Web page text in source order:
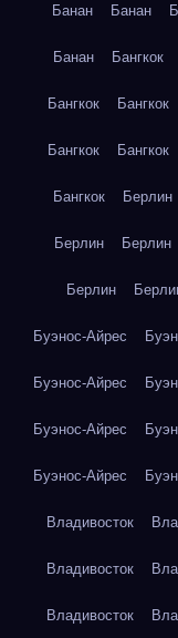
Банан Банан
Банан Бангкок
Бангкок Бангкок
Бангкок Бангкок
Бангкок Берлин
Берлин Берлин
Берлин
Буэнос-Айрес
Буэнос-Айрес
Буэнос-Айрес
Буэнос-Айрес
Владивосток
Владивосток
Владивосток